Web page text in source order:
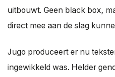
uitbouwt. Geen black box,
direct mee aan de slag
Jugo produceert er nu
ingewikkeld was. Helder